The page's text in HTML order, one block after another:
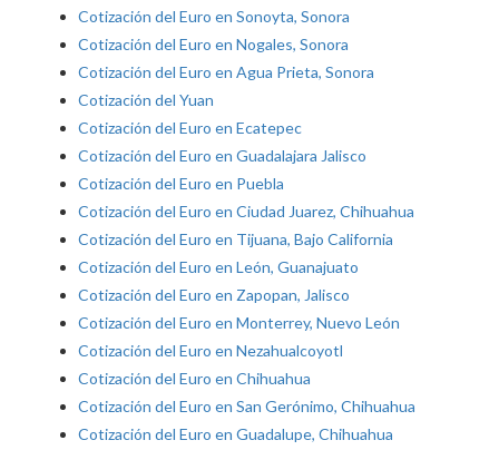
Cotización del Euro en Sonoyta, Sonora
Cotización del Euro en Nogales, Sonora
Cotización del Euro en Agua Prieta, Sonora
Cotización del Yuan
Cotización del Euro en Ecatepec
Cotización del Euro en Guadalajara Jalisco
Cotización del Euro en Puebla
Cotización del Euro en Ciudad Juarez, Chihuahua
Cotización del Euro en Tijuana, Bajo California
Cotización del Euro en León, Guanajuato
Cotización del Euro en Zapopan, Jalisco
Cotización del Euro en Monterrey, Nuevo León
Cotización del Euro en Nezahualcoyotl
Cotización del Euro en Chihuahua
Cotización del Euro en San Gerónimo, Chihuahua
Cotización del Euro en Guadalupe, Chihuahua